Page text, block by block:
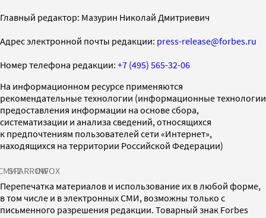
Главный редактор: Мазурин Николай Дмитриевич
Адрес электронной почты редакции: press-release@forbes.ru
Номер телефона редакции: +7 (495) 565-32-06
На информационном ресурсе применяются
рекомендательные технологии (информационные технологии
предоставления информации на основе сбора,
систематизации и анализа сведений, относящихся
к предпочтениям пользователей сети «Интернет»,
находящихся на территории Российской Федерации)
SPARROWINFOX
Перепечатка материалов и использование их в любой форме,
в том числе и в электронных СМИ, возможны только с
письменного разрешения редакции. Товарный знак Forbes